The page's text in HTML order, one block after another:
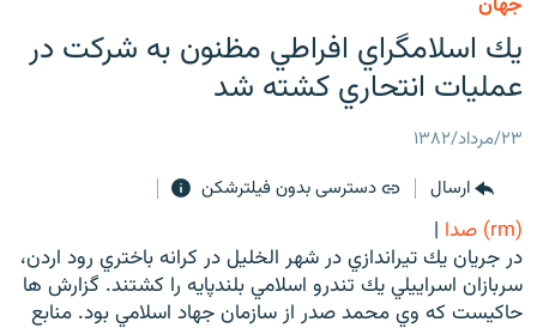
بازگشت
منوی
اصلی
رفتن
صفحه
جستجو
ایران
جهان
برنامه‌های رادیویی
فرکانس‌ها
پادکست
چندرسانه‌ای
گزارش‌های تصویری
گزارش‌های ویدئویی
زنان فردا
English
يك اسلامگراي افراطي مظنون به شركت در
عمليات انتحاري كشته شد
۲۳/مرداد/۱۳۸۲
ارسال
دسترسی بدون فیلترشکن
(rm) صدا
|
در جريان يك تيراندازي در شهر الخليل در كرانه باختري رود اردن،
سربازان اسراييلي يك تندرو اسلامي بلندپايه را كشتند. گزارش ها
حاكيست كه وي محمد صدر از سازمان جهاد اسلامي بود. منابع